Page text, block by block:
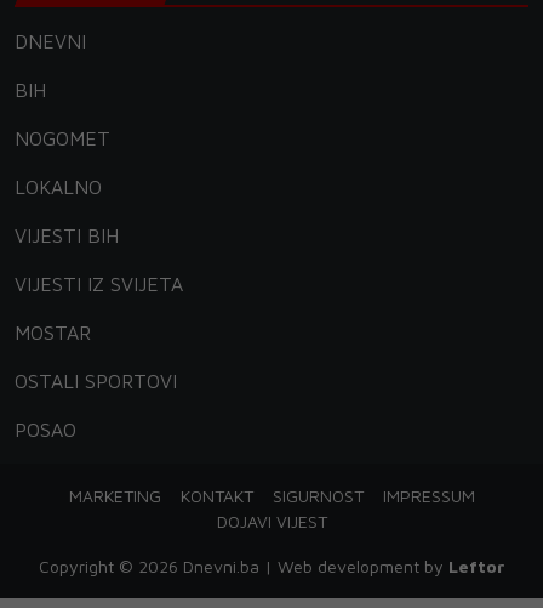
DNEVNI
BIH
NOGOMET
LOKALNO
VIJESTI BIH
VIJESTI IZ SVIJETA
MOSTAR
OSTALI SPORTOVI
POSAO
MARKETING KONTAKT SIGURNOST
IMPRESSUM
DOJAVI VIJEST
Copyright © 2026 Dnevni.ba | Web development by Leftor